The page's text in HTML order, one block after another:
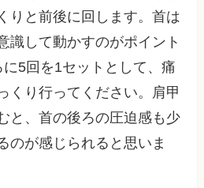
りと前後に回します。首は
識して動かすのがポイント
5回を1セットとして、痛
くり行ってください。肩甲
と、首の後ろの圧迫感も少
のが感じられると思いま